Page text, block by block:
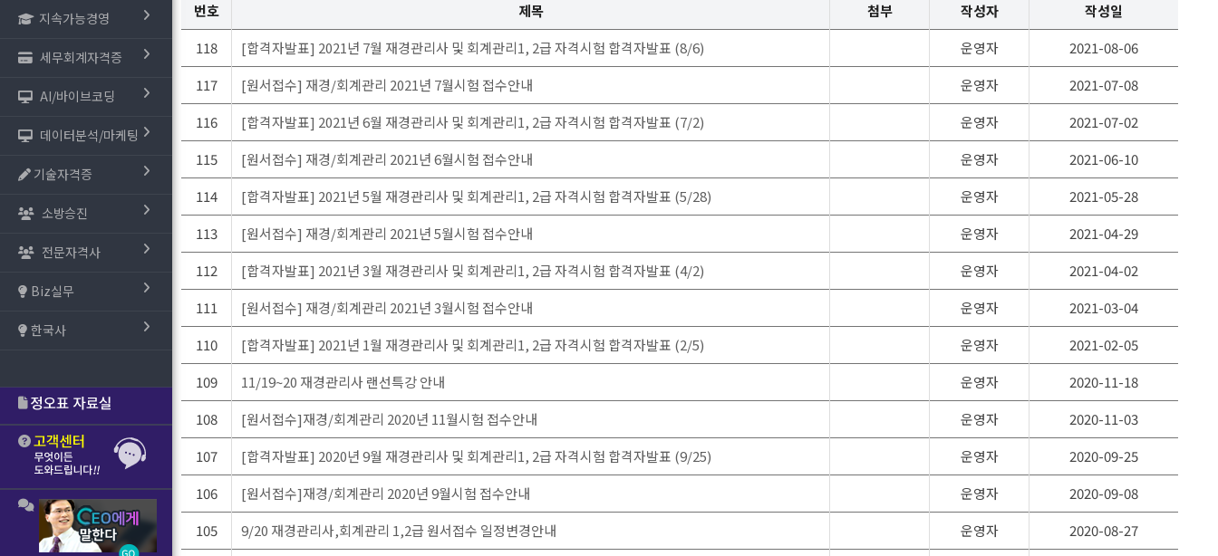
지속가능경영
세무회계자격증
AI/바이브코딩
데이터분석/마케팅
기술자격증
소방승진
전문자격사
Biz실무
한국사
번호 제목 첨부 작성자
작성일
118
[합격자발표] 2021년 7월 재경관리사 및 회계관리1, 2급 자격시험 합격자발표 (8/6) 운영자
2021-08-06
117
[원서접수] 재경/회계관리 2021년 7월시험 접수안내 운영자
2021-07-08
116
[합격자발표] 2021년 6월 재경관리사 및 회계관리1, 2급 자격시험 합격자발표 (7/2) 운영자
2021-07-02
115
[원서접수] 재경/회계관리 2021년 6월시험 접수안내 운영자
2021-06-10
114
[합격자발표] 2021년 5월 재경관리사 및 회계관리1, 2급 자격시험 합격자발표 (5/28) 운영자
2021-05-28
113
[원서접수] 재경/회계관리 2021년 5월시험 접수안내 운영자
2021-04-29
112
[합격자발표] 2021년 3월 재경관리사 및 회계관리1, 2급 자격시험 합격자발표 (4/2) 운영자
2021-04-02
111
[원서접수] 재경/회계관리 2021년 3월시험 접수안내 운영자
2021-03-04
110
[합격자발표] 2021년 1월 재경관리사 및 회계관리1, 2급 자격시험 합격자발표 (2/5) 운영자
2021-02-05
109
11/19~20 재경관리사 랜선특강 안내 운영자
2020-11-18
108
[원서접수]재경/회계관리 2020년 11월시험 접수안내 운영자
2020-11-03
107
[합격자발표] 2020년 9월 재경관리사 및 회계관리1, 2급 자격시험 합격자발표 (9/25) 운영자
2020-09-25
106
[원서접수]재경/회계관리 2020년 9월시험 접수안내 운영자
2020-09-08
105
9/20 재경관리사,회계관리 1,2급 원서접수 일정변경안내 운영자 2020-08-27